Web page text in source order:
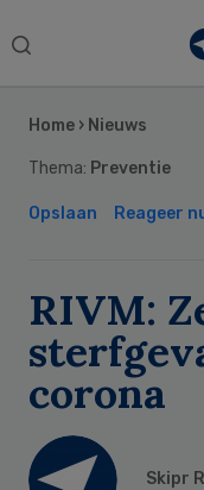
Search
Home › Nieuws
Thema: Preventie
Opslaan Reageer
RIVM:
corona
Skipr
Sidebar